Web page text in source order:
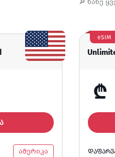
🔎 ნახე
ამერიკა
eSIM
₾